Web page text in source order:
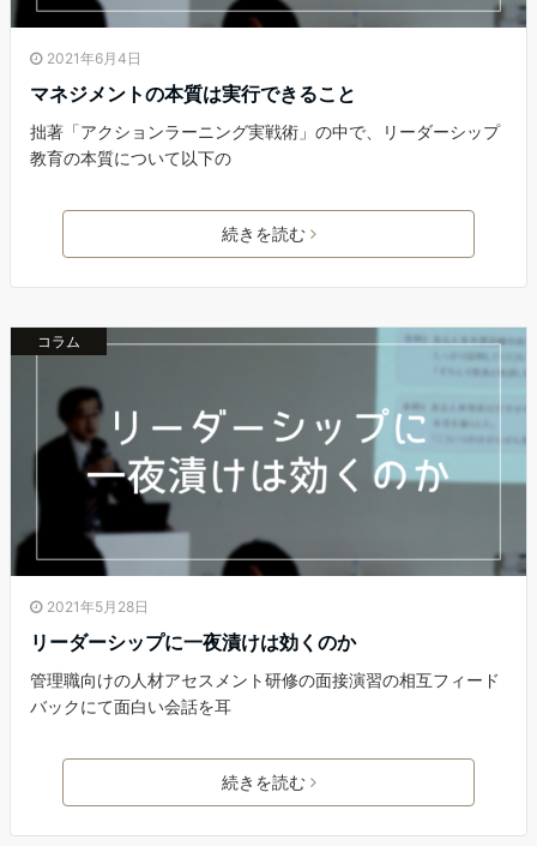
2021年6月4日
マネジメントの本質は実行できること
拙著「アクションラーニング実戦術」の中で、リーダーシップ
教育の本質について以下の
続きを読む
コラム
2021年5月28日
リーダーシップに一夜漬けは効くのか
管理職向けの人材アセスメント研修の面接演習の相互フィード
バックにて面白い会話を耳
続きを読む